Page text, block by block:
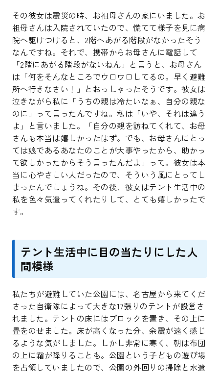
その彼女は震災の時、お祖母さんの家にいました。お
祖母さんは入院されていたので、慌てて様子を見に病
院へ駆けつけると、2階へあがる階段がなかったそう
なんですね。それで、携帯からお母さんに電話して
「2階にあがる階段がないねん」と言うと、お母さん
は「何をそんなところでウロウロしてるの。早く避難
所へ行きなさい！」とおっしゃったそうです。彼女は
泣きながら私に「うちの親は冷たいなぁ、自分の親な
のに」って言ったんですね。私は「いや、それは違う
よ」と言いました。「自分の親を訪ねてくれて、お母
さんも本当は嬉しかったはず。でも、お母さんにとっ
ては娘であるあなたのことが大事やったから、助かっ
て欲しかったからそう言ったんだよ」って。彼女は本
当に心やさしい人だったので、そういう風にとってし
まったんでしょうね。その後、彼女はテント生活中の
私を色々気遣ってくれたりして、とても嬉しかったで
す。
テント生活中に目の当たりにした人
間模様
私たちが避難していた公園には、名古屋から来てくだ
さった自衛隊によって大きな17張りのテントが設営さ
れました。テントの床にはブロックを置き、その上に
畳をのせました。床が高くなった分、余震が遠く感じ
るような気がしました。しかし非常に寒く、朝は布団
の上に霜が降りることも。公園という子どもの遊び場
を占領していましたので、公園の外回りの掃除と水遣